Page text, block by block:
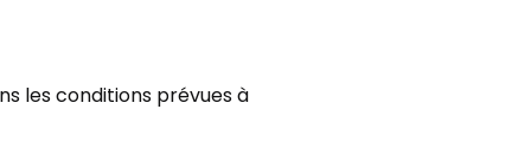
les conditions prévues à